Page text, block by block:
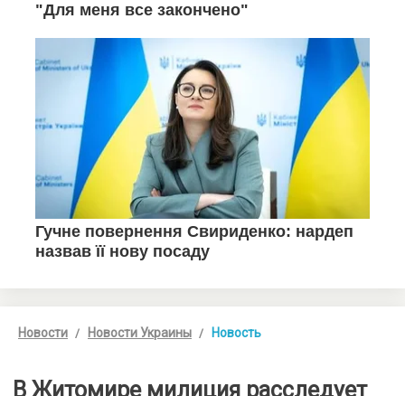
Новости Новости Украины Новость
В Житомире милиция расследует